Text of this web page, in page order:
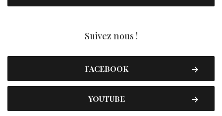
Suivez nous !
FACEBOOK
YOUTUBE